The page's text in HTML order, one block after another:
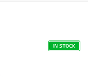
IN STOCK